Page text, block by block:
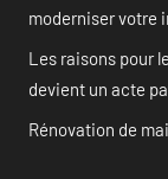
moderniser votre
Les raisons pour
devient un acte
Rénovation de